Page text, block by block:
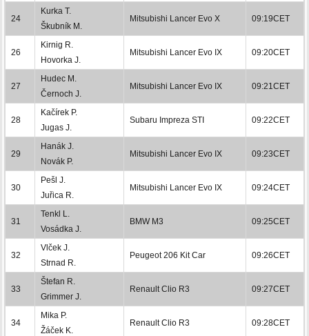
24
Kurka T.
Škubník M.
Mitsubishi Lancer Evo X 09:19CET
26
Kirnig R.
Hovorka J.
Mitsubishi Lancer Evo IX 09:20CET
27
Hudec M.
Černoch J.
Mitsubishi Lancer Evo IX 09:21CET
28
Kačírek P.
Jugas J.
Subaru Impreza STI 09:22CET
29
Hanák J.
Novák P.
Mitsubishi Lancer Evo IX 09:23CET
30
Pešl J.
Juřica R.
Mitsubishi Lancer Evo IX 09:24CET
31
Tenkl L.
Vosádka J.
BMW M3 09:25CET
32
Vlček J.
Strnad R.
Peugeot 206 Kit Car 09:26CET
33
Štefan R.
Grimmer J.
Renault Clio R3 09:27CET
34
Mika P.
Žáček K.
Renault Clio R3 09:28CET